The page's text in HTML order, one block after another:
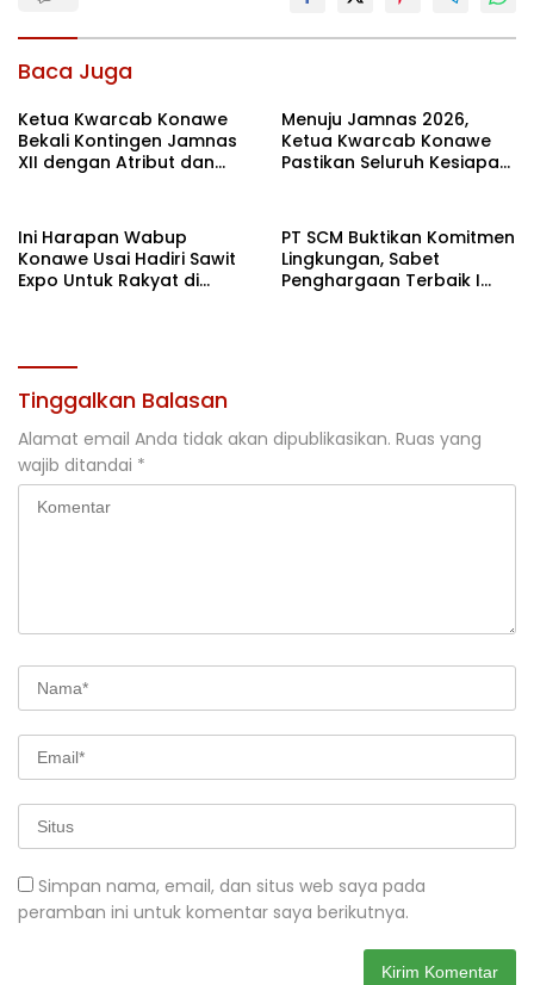
Baca Juga
Ketua Kwarcab Konawe
Bekali Kontingen Jamnas
XII dengan Atribut dan
Menuju Jamnas 2026,
Ketua Kwarcab Konawe
Pastikan Seluruh Kesiapan
Ini Harapan Wabup
Konawe Usai Hadiri Sawit
Expo Untuk Rakyat di
PT SCM Buktikan Komitmen
Lingkungan, Sabet
Penghargaan Terbaik I
Tinggalkan Balasan
Alamat email Anda tidak akan dipublikasikan. Ruas yang
wajib ditandai *
Simpan nama, email, dan situs web saya pada
peramban ini untuk komentar saya berikutnya.